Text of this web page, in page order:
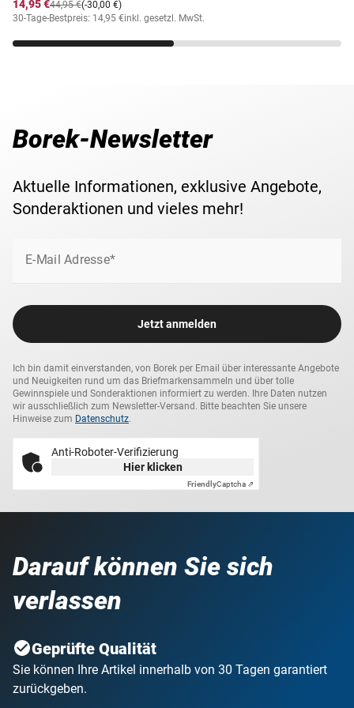
14,95 €
(-30,00 €)
44,95 €
30-Tage-Bestpreis: 14,95 €inkl. gesetzl. MwSt.
Borek-Newsletter
Aktuelle Informationen, exklusive Angebote,
Sonderaktionen und vieles mehr!
E-Mail Adresse*
Jetzt anmelden
Ich bin damit einverstanden, von Borek per Email über interessante Angebote
und Neuigkeiten rund um das Briefmarkensammeln und über tolle
Gewinnspiele und Sonderaktionen informiert zu werden. Ihre Daten nutzen
wir ausschließlich zum Newsletter-Versand. Bitte beachten Sie unsere
Hinweise zum Datenschutz.
Anti-Roboter-Verifizierung
Hier klicken
FriendlyCaptcha ⇗
Darauf können Sie sich
verlassen
Geprüfte Qualität
Sie können Ihre Artikel innerhalb von 30 Tagen garantiert
zurückgeben.